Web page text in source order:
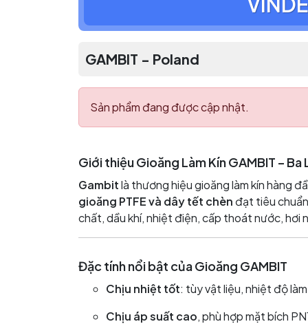
GAMBIT - Poland
Sản phẩm đang được cập nhật.
Giới thiệu Gioăng Làm Kín GAMBIT – Ba
Gambitlà thương hiệu gioăng làm kín hàng
gioăng PTFE và dây tết chèn đạt tiêu chuẩn
chất, dầu khí, nhiệt điện, cấp thoát nước, hơi
Đặc tính nổi bật của Gioăng GAMBIT
Chịu nhiệt tốt: tùy vật liệu, nhiệt độ
Chịu áp suất cao, phù hợp mặt bích